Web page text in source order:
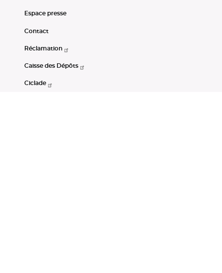
Espace presse
Contact
Réclamation
Caisse des Dépôts
Ciclade